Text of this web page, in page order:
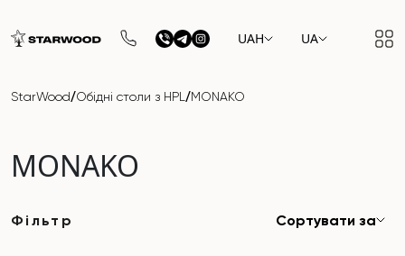
UAH UA
StarWood/Обідні столи з HPL /MONAKO
MONAKO
Фільтр Сортувати за